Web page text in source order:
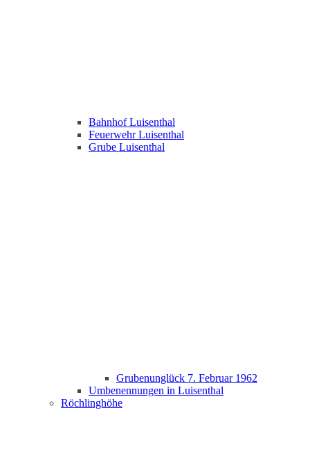
Bahnhof Luisenthal
Feuerwehr Luisenthal
Grube Luisenthal
Grubenunglück 7. Februar 1962
Umbenennungen in Luisenthal
Röchlinghöhe